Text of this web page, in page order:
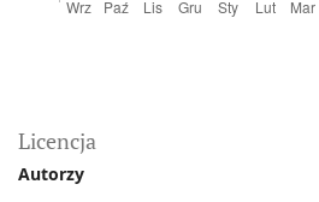
Licencja
Autorzy